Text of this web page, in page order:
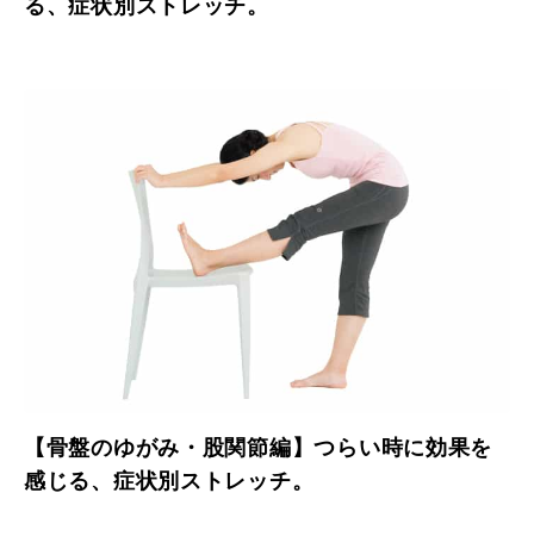
る、症状別ストレッチ。
【骨盤のゆがみ・股関節編】つらい時に効果を
感じる、症状別ストレッチ。